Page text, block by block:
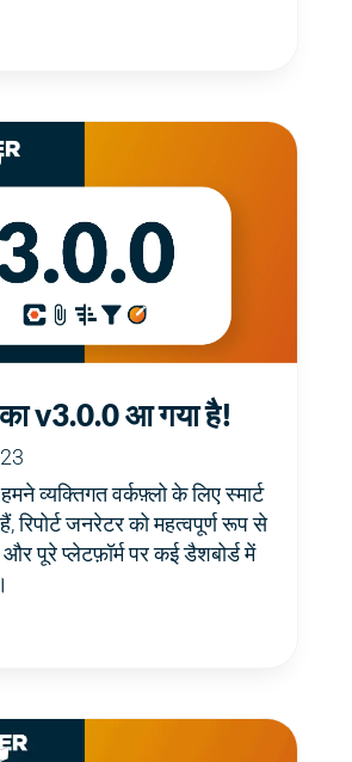
का v3.0.0 आ गया है!
व्यक्तिगत वर्कफ़्लो के लिए स्मार्ट
रिपोर्ट जनरेटर को महत्वपूर्ण रूप से
पूरे प्लेटफ़ॉर्म पर कई डैशबोर्ड में